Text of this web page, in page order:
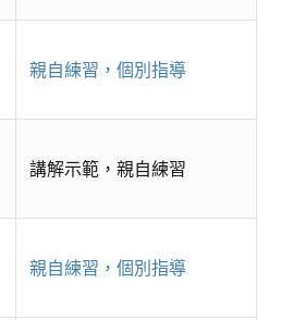
親自練習，個別指導
講解示範，親自練習
親自練習，個別指導